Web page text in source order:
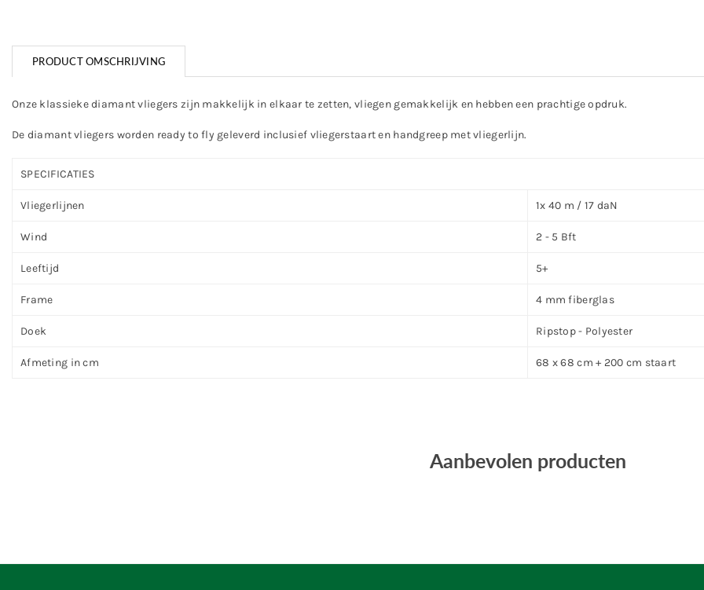
PRODUCT OMSCHRIJVING
Onze klassieke diamant vliegers zijn makkelijk in elkaar te zetten, vliegen gemakkelijk en hebben een prachtige opdruk.
De diamant vliegers worden ready to fly geleverd inclusief vliegerstaart en handgreep met vliegerlijn.
SPECIFICATIES
Vliegerlijnen 1x 40 m / 17 daN
Wind 2 - 5 Bft
Leeftijd 5+
Frame 4 mm fiberglas
Doek Ripstop - Polyester
Afmeting in cm 68 x 68 cm + 200 cm staart
Aanbevolen producten